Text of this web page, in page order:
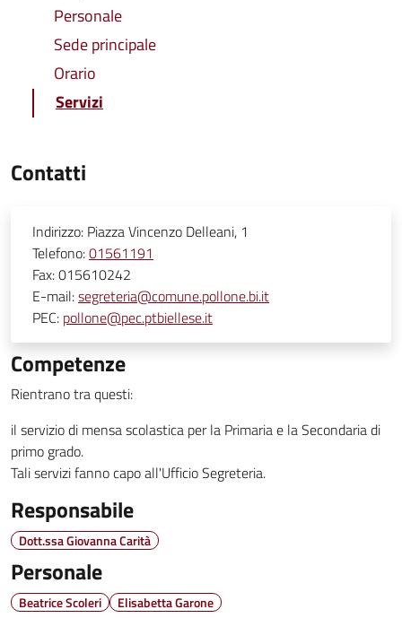
Personale
Sede principale
Orario
Servizi
Contatti
Indirizzo: Piazza Vincenzo Delleani, 1
Telefono:01561191
Fax:015610242
E-mail:segreteria@comune.pollone.bi.it
PEC: pollone@pec.ptbiellese.it
Competenze
Rientrano tra questi:
il servizio di mensa scolastica per la Primaria e la Secondaria di
primo grado.
Tali servizi fanno capo all'Ufficio Segreteria.
Responsabile
Dott.ssa Giovanna Carità
Personale
Beatrice Scoleri Elisabetta Garone